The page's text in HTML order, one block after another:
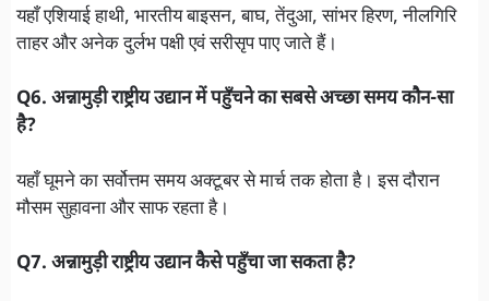
यहाँ एशियाई हाथी, भारतीय बाइसन, बाघ, तेंदुआ, सांभर हिरण, नीलगिरि
ताहर और अनेक दुर्लभ पक्षी एवं सरीसृप पाए जाते हैं।
Q6. अन्नामुड़ी राष्ट्रीय उद्यान में पहुँचने का सबसे अच्छा समय कौन-सा
है?
यहाँ घूमने का सर्वोत्तम समय अक्टूबर से मार्च तक होता है। इस दौरान
मौसम सुहावना और साफ रहता है।
Q7. अन्नामुड़ी राष्ट्रीय उद्यान कैसे पहुँचा जा सकता है?